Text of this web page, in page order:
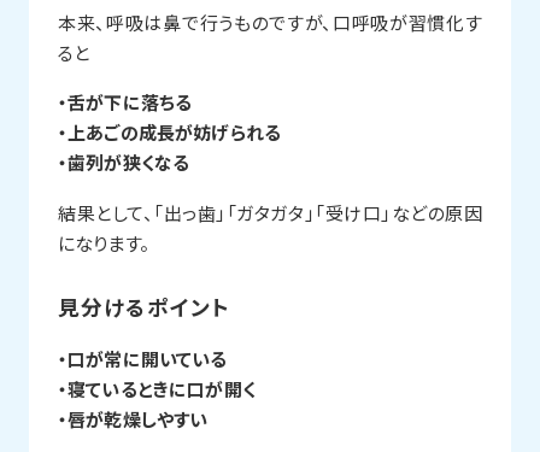
本来、呼吸は鼻で行うものですが、口呼吸が習慣化す
ると
・舌が下に落ちる
・上あごの成長が妨げられる
・歯列が狭くなる
結果として、「出っ歯」「ガタガタ」「受け口」などの原因
になります。
見分けるポイント
・口が常に開いている
・寝ているときに口が開く
・唇が乾燥しやすい